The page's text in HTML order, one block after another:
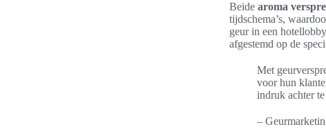
Beide aroma
tijdschema’s,
geur in een
afgestemd op de
Met
voor hun
indruk achter
–